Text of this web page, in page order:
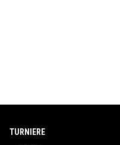
TURNIERE